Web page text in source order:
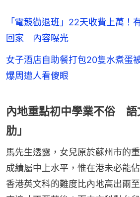
「電競勸退班」22天收費上萬！
回家 內容曝光
女子酒店自助餐打包20隻水煮
爆周遭人看傻眼
內地重點初中學業不俗 語
肋」
馬先生透露，女兒原於蘇州市的
成績屬中上水平，惟在港未必能
香港英文科的難度比內地高出兩